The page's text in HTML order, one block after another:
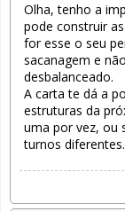
Olha, tenho a
pode construir
for esse o seu
sacanagem e
desbalanceado.
A carta te dá a
estruturas da
uma por vez, ou
turnos diferentes.